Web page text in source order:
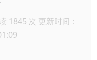
1845 次 更新时间：